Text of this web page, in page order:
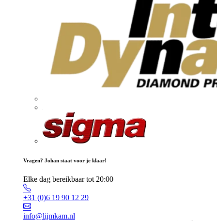
Vragen? Johan staat voor je klaar!
Elke dag bereikbaar tot 20:00
+31 (0)6 19 90 12 29
info@lijmkam.nl